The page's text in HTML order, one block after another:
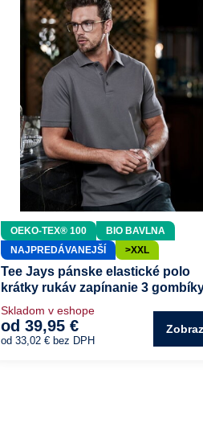
OEKO-TEX® 100
BIO BAVLNA
NAJPREDÁVANEJŠÍ
>XXL
Tee Jays pánske elastické polo
krátky rukáv zapínanie 3
Skladom v eshope
od 39,95 €
od 33,02 € bez DPH